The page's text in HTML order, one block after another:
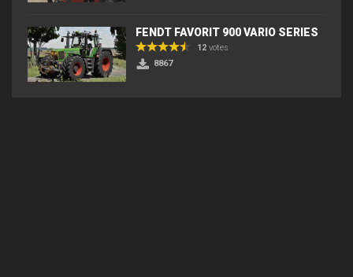
FENDT FAVORIT 900 VARIO SERIES
12 votes
8867